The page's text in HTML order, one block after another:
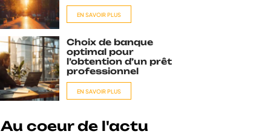
EN SAVOIR PLUS
Choix de banque
optimal pour
l’obtention d’un prêt
professionnel
EN SAVOIR PLUS
Au coeur de l'actu